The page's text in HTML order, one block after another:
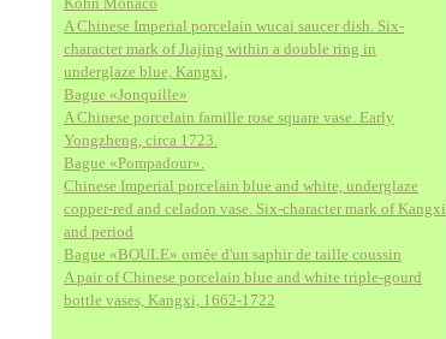
A Chinese Imperial porcelain wucai saucer dish. Six-
character mark of Jiajing within a double ring in
underglaze blue, Kangxi,
Bague «Jonquille»
A Chinese porcelain famille rose square vase. Early
Yongzheng, circa 1723.
Bague «Pompadour».
Chinese Imperial porcelain blue and white, underglaze
copper-red and celadon vase. Six-character mark of Kangxi
and period
Bague «BOULE» ornée d'un saphir de taille coussin
A pair of Chinese porcelain blue and white triple-gourd
bottle vases, Kangxi, 1662-1722